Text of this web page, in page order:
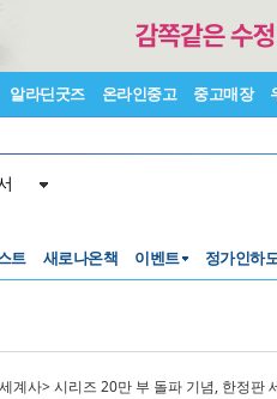
알라딘굿즈 온라인중고 중고매장
트 새로나온책 이벤트 정가인하